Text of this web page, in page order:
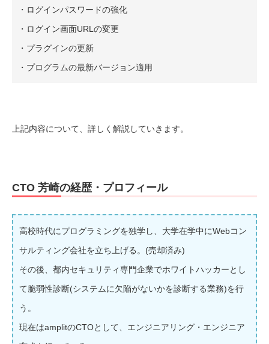
・ログインパスワードの強化
・ログイン画面URLの変更
・プラグインの更新
・プログラムの最新バージョン適用
上記内容について、詳しく解説していきます。
CTO 芳崎の経歴・プロフィール
高校時代にプログラミングを独学し、大学在学中にWebコン
サルティング会社を立ち上げる。(売却済み)
その後、都内セキュリティ専門企業でホワイトハッカーとし
て脆弱性診断(システムに欠陥がないかを診断する業務)を行
う。
現在はamplitのCTOとして、エンジニアリング・エンジニア